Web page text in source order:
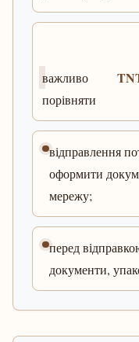
важливо
порівняти
відправлення
оформити
мережу;
перед
документи,